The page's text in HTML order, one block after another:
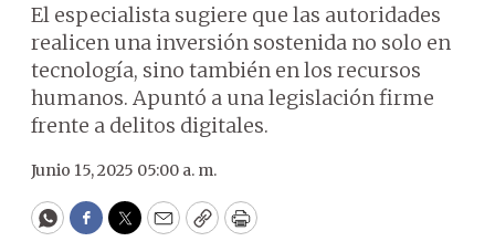
El especialista sugiere que las autoridades
realicen una inversión sostenida no solo en
tecnología, sino también en los recursos
humanos. Apuntó a una legislación firme
frente a delitos digitales.
Junio 15, 2025 05:00 a. m.
WhatsApp
Facebook
Twitter
EmailCopyPrint